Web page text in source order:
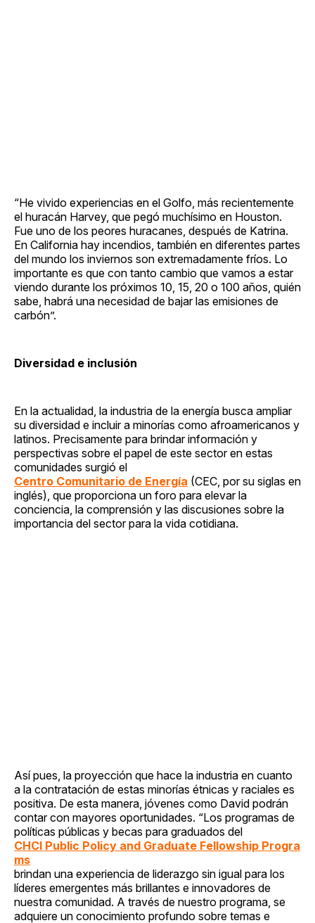
“He vivido experiencias en el Golfo, más recientemente
el huracán Harvey, que pegó muchísimo en Houston.
Fue uno de los peores huracanes, después de Katrina.
En California hay incendios, también en diferentes partes
del mundo los inviernos son extremadamente fríos. Lo
importante es que con tanto cambio que vamos a estar
viendo durante los próximos 10, 15, 20 o 100 años, quién
sabe, habrá una necesidad de bajar las emisiones de
carbón”.
Diversidad e inclusión
En la actualidad, la industria de la energía busca ampliar
su diversidad e incluir a minorías como afroamericanos y
latinos. Precisamente para brindar información y
perspectivas sobre el papel de este sector en estas
comunidades surgió el
Centro Comunitario de Energía (CEC, por su siglas en
inglés), que proporciona un foro para elevar la
conciencia, la comprensión y las discusiones sobre la
importancia del sector para la vida cotidiana.
Así pues, la proyección que hace la industria en cuanto
a la contratación de estas minorías étnicas y raciales es
positiva. De esta manera, jóvenes como David podrán
contar con mayores oportunidades. “Los programas de
políticas públicas y becas para graduados del
CHCI Public Policy and Graduate Fellowship Progra
ms
brindan una experiencia de liderazgo sin igual para los
líderes emergentes más brillantes e innovadores de
nuestra comunidad. A través de nuestro programa, se
adquiere un conocimiento profundo sobre temas e